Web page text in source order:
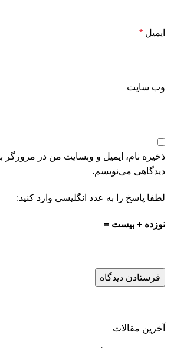
ایمیل *
وب‌ سایت
ذخیره نام، ایمیل و وبسایت من در مرورگر
دیدگاهی می‌نویسم.
لطفا پاسخ را به عدد انگلیسی وارد کنید:
نوزده + بیست =
آخرین مقالات